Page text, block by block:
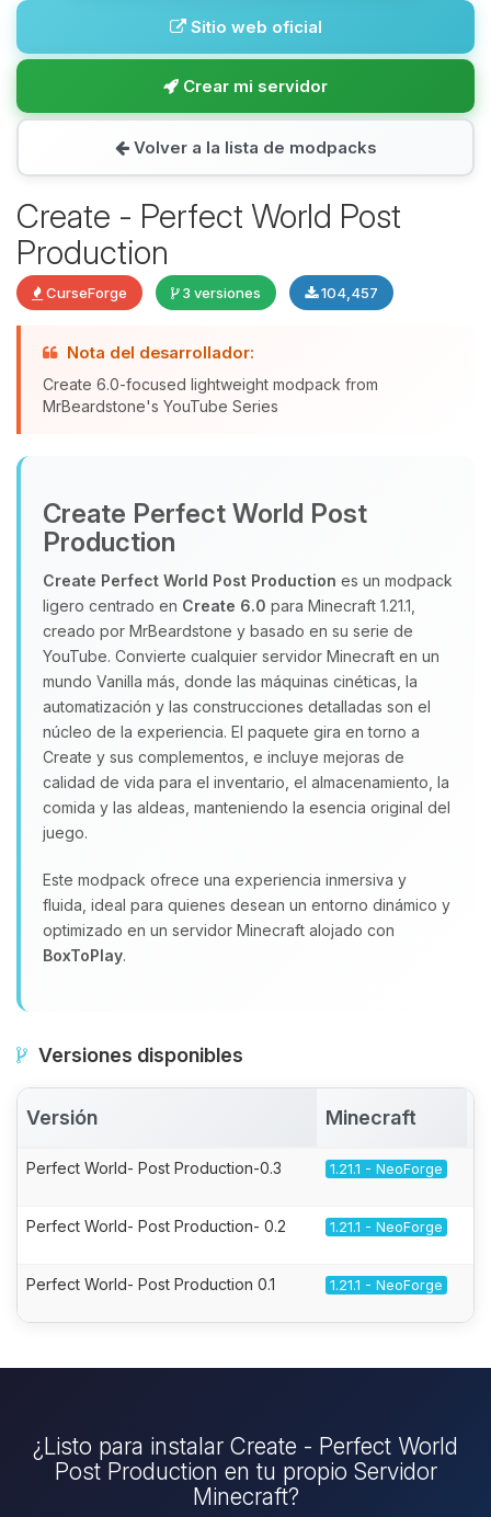
Sitio web oficial
Crear mi servidor
Volver a la lista de modpacks
Create - Perfect World Post
Production
CurseForge 3 versiones 104,457
Nota del desarrollador:
Create 6.0-focused lightweight modpack from
MrBeardstone's YouTube Series
Create Perfect World Post
Production
Create Perfect World Post Production es un modpack
ligero centrado en Create 6.0 para Minecraft 1.21.1,
creado por MrBeardstone y basado en su serie de
YouTube. Convierte cualquier servidor Minecraft en un
mundo Vanilla más, donde las máquinas cinéticas, la
automatización y las construcciones detalladas son el
núcleo de la experiencia. El paquete gira en torno a
Create y sus complementos, e incluye mejoras de
calidad de vida para el inventario, el almacenamiento, la
comida y las aldeas, manteniendo la esencia original del
juego.
Este modpack ofrece una experiencia inmersiva y
fluida, ideal para quienes desean un entorno dinámico y
optimizado en un servidor Minecraft alojado con
BoxToPlay.
Versiones disponibles
Versión Minecraft
Perfect World- Post Production-0.3 1.21.1 - NeoForge
Perfect World- Post Production- 0.2 1.21.1 - NeoForge
Perfect World- Post Production 0.1 1.21.1 - NeoForge
¿Listo para instalar Create - Perfect World
Post Production en tu propio Servidor
Minecraft?
Yupi, por fin alguien con quien
hablar! Soy Choupy, tu pequeno
07/08/2026 03:50